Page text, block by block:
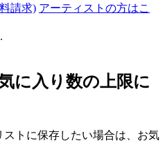
請求) アーティストの方はこ
に入り数の上限に
トに保存したい場合は、お気